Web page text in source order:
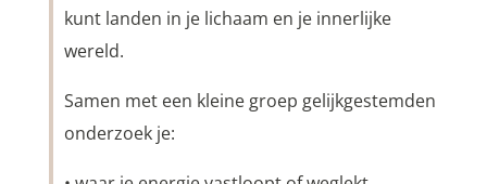
kunt landen in je lichaam en je innerlijke
wereld.
Samen met een kleine groep gelijkgestemden
onderzoek je: